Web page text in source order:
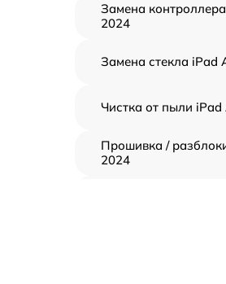
Замена
2024
Замена стекла iPad
Чистка от пыли
Прошивка /
2024